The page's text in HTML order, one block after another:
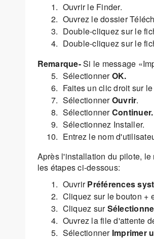
Ouvrir le Finder.
Ouvrez le dossier
Double-cliquez sur le
Double-cliquez sur le
Remarque-Si le message
SélectionnerOK.
Faites un clic droit sur
SélectionnerOuvrir.
SélectionnerContinuer.
Sélectionnez Installer.
Entrez le nom
Après l'installation du pilote,
les étapes ci-dessous:
OuvrirPréférences
Cliquez sur le bouton +
Cliquez sur
Ouvrez la file d'attente
Sélectionner Imprimer